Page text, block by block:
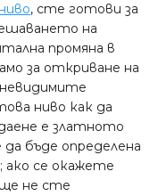
, сте готови за
на
промяна в
за откриване на
невидимите
ниво как да
е златното
бъде определена
ако се окажете
не сте